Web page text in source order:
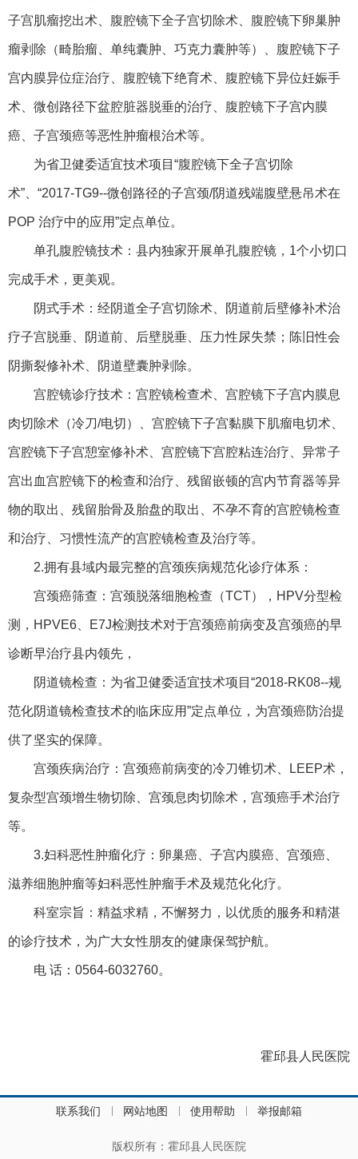
子宫肌瘤挖出术、腹腔镜下全子宫切除术、腹腔镜下卵巢肿
瘤剥除（畸胎瘤、单纯囊肿、巧克力囊肿等）、腹腔镜下子
宫内膜异位症治疗、腹腔镜下绝育术、腹腔镜下异位妊娠手
术、微创路径下盆腔脏器脱垂的治疗、腹腔镜下子宫内膜
癌、子宫颈癌等恶性肿瘤根治术等。
为省卫健委适宜技术项目“腹腔镜下全子宫切除
术”、“2017-TG9--微创路径的子宫颈/阴道残端腹壁悬吊术在
POP 治疗中的应用”定点单位。
单孔腹腔镜技术：县内独家开展单孔腹腔镜，1个小切口
完成手术，更美观。
阴式手术：经阴道全子宫切除术、阴道前后壁修补术治
疗子宫脱垂、阴道前、后壁脱垂、压力性尿失禁；陈旧性会
阴撕裂修补术、阴道壁囊肿剥除。
宫腔镜诊疗技术：宫腔镜检查术、宫腔镜下子宫内膜息
肉切除术（冷刀/电切）、宫腔镜下子宫黏膜下肌瘤电切术、
宫腔镜下子宫憩室修补术、宫腔镜下宫腔粘连治疗、异常子
宫出血宫腔镜下的检查和治疗、残留嵌顿的宫内节育器等异
物的取出、残留胎骨及胎盘的取出、不孕不育的宫腔镜检查
和治疗、习惯性流产的宫腔镜检查及治疗等。
2.拥有县域内最完整的宫颈疾病规范化诊疗体系：
宫颈癌筛查：宫颈脱落细胞检查（TCT），HPV分型检
测，HPVE6、E7J检测技术对于宫颈癌前病变及宫颈癌的早
诊断早治疗县内领先，
阴道镜检查：为省卫健委适宜技术项目“2018-RK08--规
范化阴道镜检查技术的临床应用”定点单位，为宫颈癌防治提
供了坚实的保障。
宫颈疾病治疗：宫颈癌前病变的冷刀锥切术、LEEP术，
复杂型宫颈增生物切除、宫颈息肉切除术，宫颈癌手术治疗
等。
3.妇科恶性肿瘤化疗：卵巢癌、子宫内膜癌、宫颈癌、
滋养细胞肿瘤等妇科恶性肿瘤手术及规范化化疗。
科室宗旨：精益求精，不懈努力，以优质的服务和精湛
的诊疗技术，为广大女性朋友的健康保驾护航。
电 话：0564-6032760。
霍邱县人民医院
联系我们 网站地图 使用帮助 举报邮箱
版权所有：霍邱县人民医院